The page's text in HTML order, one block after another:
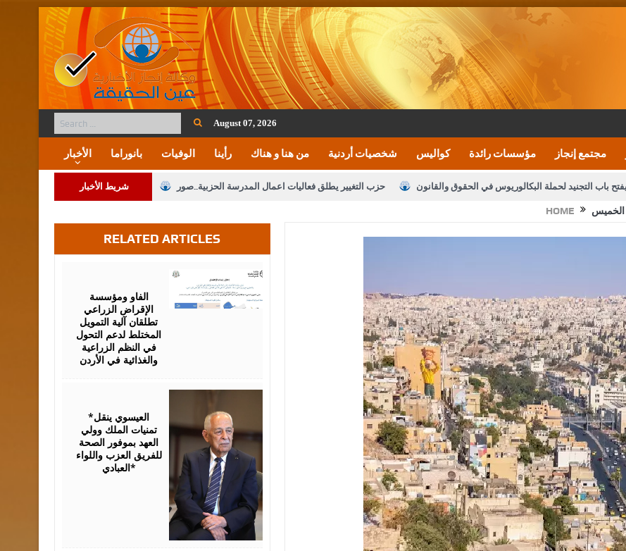
August 07, 2026
الأخبار بانوراما الوفيات رأينا من هنا و هناك شخصيات أردنية كواليس مؤسسات رائدة مجتمع إنجاز
شريط الأخبار حزب التغيير يطلق فعاليات اعمال المدرسة الحزبية..صور باب التجنيد لحملة البكالوريوس في الحقوق والقانون
النواب يقر مشروع تعديل قانون الملكية العقارية ويؤكد حرص مجلس النواب على شراكة فاعلة مع الإعلام
القاضي محمود أحمد فريحات.. مبارك ومزيدا من التوفيق
HOME الخميس
RELATED ARTICLES
الفاو ومؤسسة
الإقراض الزراعي
تطلقان آلية التمويل
المختلط لدعم التحول
في النظم الزراعية
والغذائية في الأردن
*العيسوي ينقل
تمنيات الملك وولي
العهد بموفور الصحة
للفريق العزب واللواء
العبادي*